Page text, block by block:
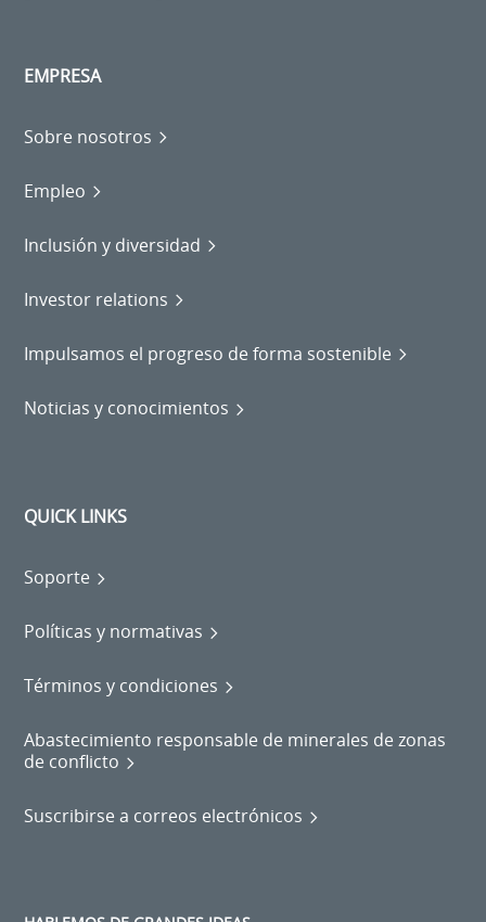
EMPRESA
Sobre nosotros
Empleo
Inclusión y diversidad
Investor relations
Impulsamos el progreso de forma sostenible
Noticias y conocimientos
QUICK LINKS
Soporte
Políticas y normativas
Términos y condiciones
Abastecimiento responsable de minerales de zonas
de conflicto
Suscribirse a correos electrónicos